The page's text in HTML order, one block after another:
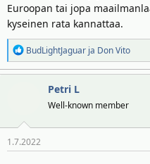
Euroopan tai jopa
kyseinen rata kannattaa.
R
e
a
o
t
BudLightJaguar ja Don Vito
Petri L
Well-known member
1.7.2022